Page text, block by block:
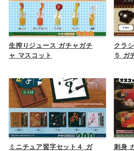
生搾りジュース ガチャガチ
ャ マスコット
クラ
５ ガ
ミニチュア習字セット４ ガ
刺身